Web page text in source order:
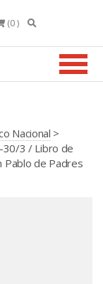
(0 )
Nacional >
30/3 / Libro de
Pablo de Padres